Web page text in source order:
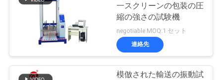
一スクリーンの包装の圧
縮の強さの試験機
negotiable MOQ:1 セット
連絡先
模倣された輸送の振動試